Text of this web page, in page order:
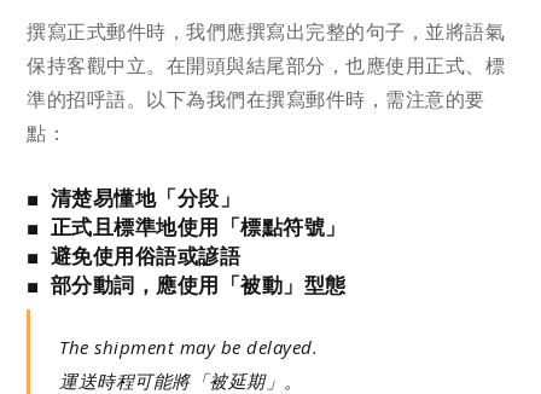
撰寫正式郵件時，我們應撰寫出完整的句子，並將語氣
保持客觀中立。在開頭與結尾部分，也應使用正式、標
準的招呼語。以下為我們在撰寫郵件時，需注意的要
點：
■ 清楚易懂地「分段」
■ 正式且標準地使用「標點符號」
■ 避免使用俗語或諺語
■ 部分動詞，應使用「被動」型態
The shipment may be delayed.
運送時程可能將「被延期」。